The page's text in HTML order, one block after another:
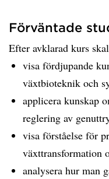
Förväntade
Efter avklarad kurs
visa fördjupande
växtbioteknik och
applicera kunskap
reglering av
visa förståelse för
växttransformation
analysera hur man